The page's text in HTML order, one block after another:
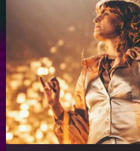
مسیری به این اندازه
تأثیرگذار و پرنوسان را طی کنند. **Green Day**،
گروه سه‌نفره‌ی آمریکایی **Punk Rock**، نه تنها
را از زیرزمین‌های برکلی به